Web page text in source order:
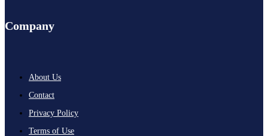
Company
About Us
Contact
Privacy Policy
Terms of Use